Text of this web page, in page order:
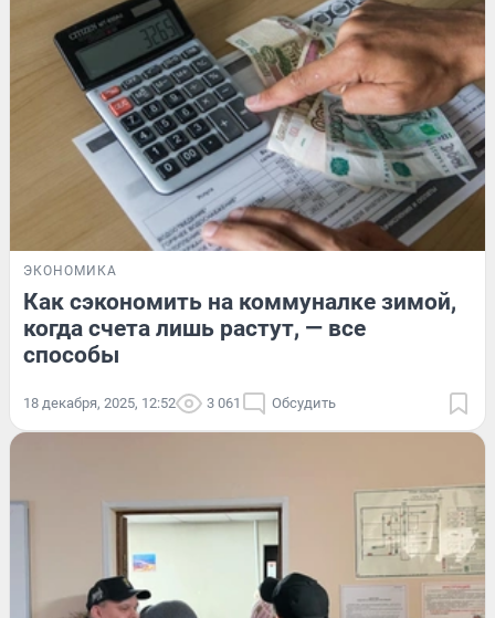
ЭКОНОМИКА
Как сэкономить на коммуналке зимой,
когда счета лишь растут, — все
способы
18 декабря, 2025, 12:52 3 061 Обсудить